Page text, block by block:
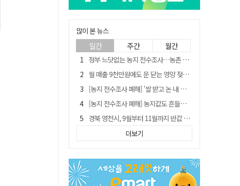
많이 본 뉴스
일간 주간 월간
정부 느닷없는 농지 전수조사…농촌 들쑤시는 '경자유전'의 칼날
월 매출 9천만원에도 문 닫는 영양 젖소농장… "일할 사람이 없어"
[농지 전수조사 폐해] '쌀 받고 논 내 준' 도지농 이제 어쩌나?
[농지 전수조사 폐해] 농지값도 흔들리나…"도지 막히면 헐값 매물 나올 수도"
경북 영천시, 9월부터 11월까지 반값 여행 혜택 제공
'솔리다임 IPO 추진설' SK하이닉스, 주가 9% 급락
[농지 전수조사 폐해] 실경작농·청년농 부담도 커진다
TK신공항 참여 주저한 LH, 광주군공항 사업에는 앞장
더보기